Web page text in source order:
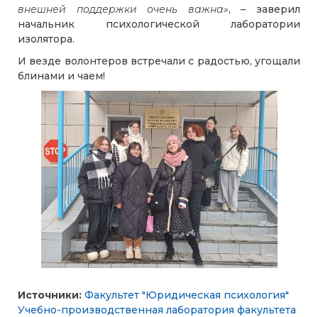
внешней поддержки очень важна», – заверил
начальник психологической лаборатории
изолятора.
И везде волонтеров встречали с радостью, угощали
блинами и чаем!
Источники: Факультет "Юридическая психология"
Учебно-производственная лаборатория факультета